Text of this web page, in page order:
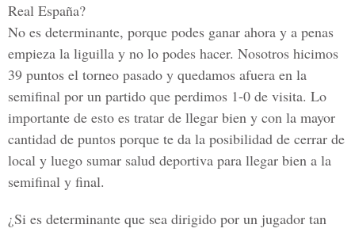
Real España?
No es determinante, porque podes ganar ahora y a penas
empieza la liguilla y no lo podes hacer. Nosotros hicimos
39 puntos el torneo pasado y quedamos afuera en la
semifinal por un partido que perdimos 1-0 de visita. Lo
importante de esto es tratar de llegar bien y con la mayor
cantidad de puntos porque te da la posibilidad de cerrar de
local y luego sumar salud deportiva para llegar bien a la
semifinal y final.
¿Si es determinante que sea dirigido por un jugador tan